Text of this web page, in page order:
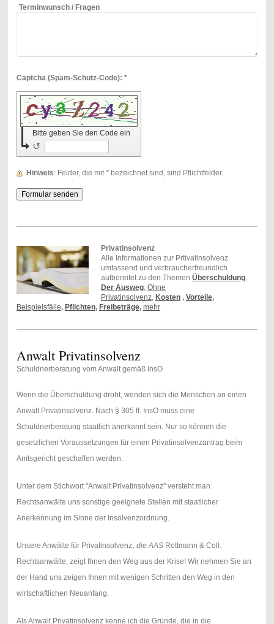
Terminwunsch / Fragen
Captcha (Spam-Schutz-Code): *
Bitte geben Sie den Code ein
↺
Hinweis : Felder, die mit *bezeichnet sind, sind Pflichtfelder.
Privatinsolvenz
Alle Informationen zur Prtivatinsolvenz
umfassend und verbraucherfreundlich
aufbereitet zu den Themen Überschuldung,
Der Ausweg, Ohne
Privatinsolvenz, Kosten , Vorteile,
Beispielsfälle, Pflichten, Freibeträge, mehr
Anwalt Privatinsolvenz
Schuldnerberatung vom Anwalt gemäß InsO
Wenn die Überschuldung droht, wenden sich die Menschen an einen
Anwalt Privatinsolvenz. Nach § 305 ff. InsO muss eine
Schuldnerberatung staatlich anerkannt sein. Nur so können die
gesetzlichen Voraussetzungen für einen Privatinsolvenzantrag beim
Amtsgericht geschaffen werden.
Unter dem Stichwort "Anwalt Privatinsolvenz" versteht man
Rechtsanwälte uns sonstige geeignete Stellen mit staatlicher
Anerkennung im Sinne der Insolvenzordnung.
Unsere Anwälte für Privatinsolvenz, die AAS Rottmann & Coll.
Rechtsanwälte, zeigt Ihnen den Weg aus der Krise! Wir nehmen Sie an
der Hand uns zeigen Ihnen mit wenigen Schritten den Weg in den
wirtschaftlichen Neuanfang.
Als Anwalt Privatinsolvenz kenne ich die Gründe, die in die